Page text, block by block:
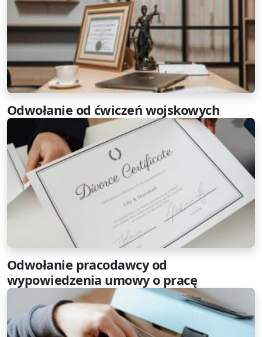
Odwołanie od ćwiczeń wojskowych
Odwołanie pracodawcy od
wypowiedzenia umowy o pracę